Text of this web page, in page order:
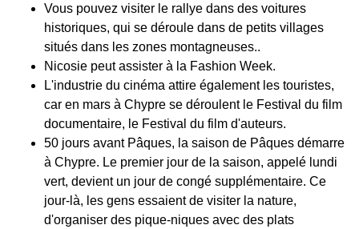
Vous pouvez visiter le rallye dans des voitures
historiques, qui se déroule dans de petits villages
situés dans les zones montagneuses..
Nicosie peut assister à la Fashion Week.
L'industrie du cinéma attire également les touristes,
car en mars à Chypre se déroulent le Festival du film
documentaire, le Festival du film d'auteurs.
50 jours avant Pâques, la saison de Pâques démarre
à Chypre. Le premier jour de la saison, appelé lundi
vert, devient un jour de congé supplémentaire. Ce
jour-là, les gens essaient de visiter la nature,
d'organiser des pique-niques avec des plats